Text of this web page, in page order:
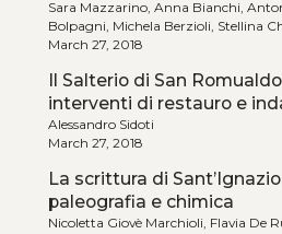
Sara Mazzarino, Anna Bianchi,
Bolpagni, Michela Berzioli, Stellina
March 27, 2018
Il Salterio di San
interventi di restauro e
Alessandro Sidoti
March 27, 2018
La scrittura di
paleografia e chimica
Nicoletta Giovè Marchioli, Flavia De